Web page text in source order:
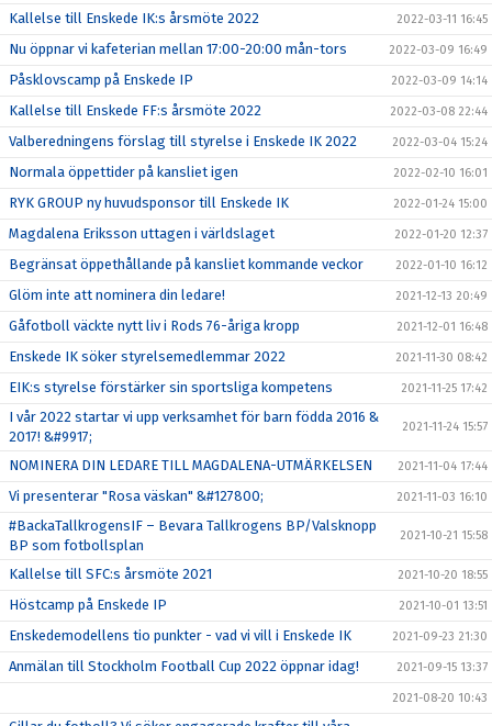
Kallelse till Enskede IK:s årsmöte 2022 2022-03-11 16:45
Nu öppnar vi kafeterian mellan 17:00-20:00 mån-tors 2022-03-09 16:49
Påsklovscamp på Enskede IP 2022-03-09 14:14
Kallelse till Enskede FF:s årsmöte 2022 2022-03-08 22:44
Valberedningens förslag till styrelse i Enskede IK 2022 2022-03-04 15:24
Normala öppettider på kansliet igen 2022-02-10 16:01
RYK GROUP ny huvudsponsor till Enskede IK 2022-01-24 15:00
Magdalena Eriksson uttagen i världslaget 2022-01-20 12:37
Begränsat öppethållande på kansliet kommande veckor 2022-01-10 16:12
Glöm inte att nominera din ledare! 2021-12-13 20:49
Gåfotboll väckte nytt liv i Rods 76-åriga kropp 2021-12-01 16:48
Enskede IK söker styrelsemedlemmar 2022 2021-11-30 08:42
EIK:s styrelse förstärker sin sportsliga kompetens 2021-11-25 17:42
I vår 2022 startar vi upp verksamhet för barn födda 2016 &
2017! &#9917;
2021-11-24 15:57
NOMINERA DIN LEDARE TILL MAGDALENA-UTMÄRKELSEN 2021-11-04 17:44
Vi presenterar "Rosa väskan" &#127800; 2021-11-03 16:10
#BackaTallkrogensIF – Bevara Tallkrogens BP/Valsknopp
BP som fotbollsplan
2021-10-21 15:58
Kallelse till SFC:s årsmöte 2021 2021-10-20 18:55
Höstcamp på Enskede IP 2021-10-01 13:51
Enskedemodellens tio punkter - vad vi vill i Enskede IK 2021-09-23 21:30
Anmälan till Stockholm Football Cup 2022 öppnar idag! 2021-09-15 13:37
2021-08-20 10:43